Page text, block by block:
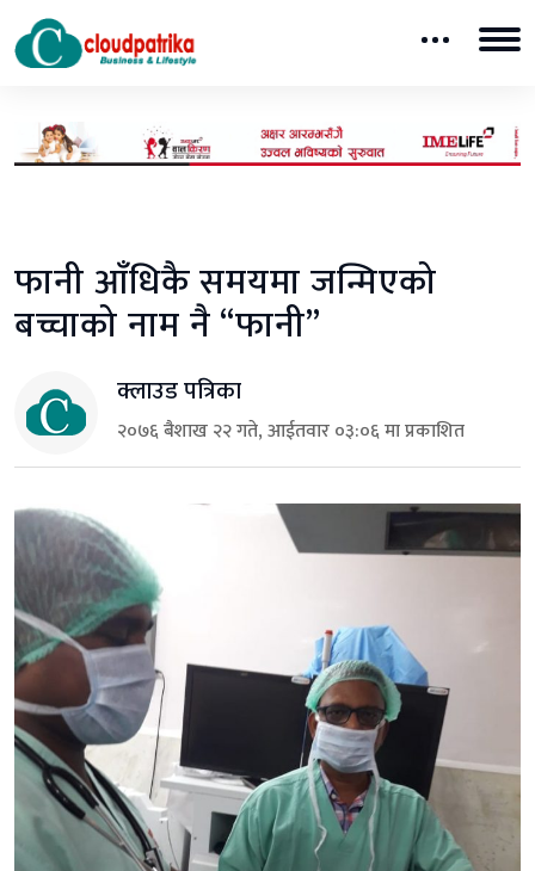
फानी आँधिकै समयमा जन्मिएको
बच्चाको नाम नै “फानी”
क्लाउड पत्रिका
२०७६ बैशाख २२ गते, आईतवार ०३:०६ मा प्रकाशित